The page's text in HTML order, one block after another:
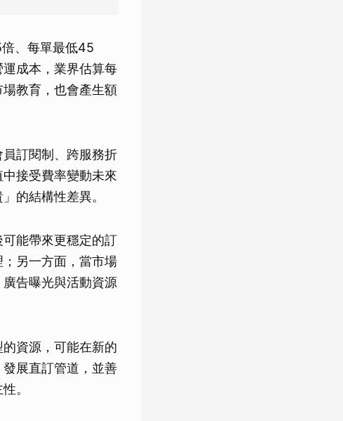
、每單最低45
成本，業界估算每
教育，也會產生額
訂閱制、跨服務折
接受費率變動未來
的結構性差異。
能帶來更穩定的訂
另一方面，當市場
告曝光與活動資源
資源，可能在新的
展直訂管道，並善
。